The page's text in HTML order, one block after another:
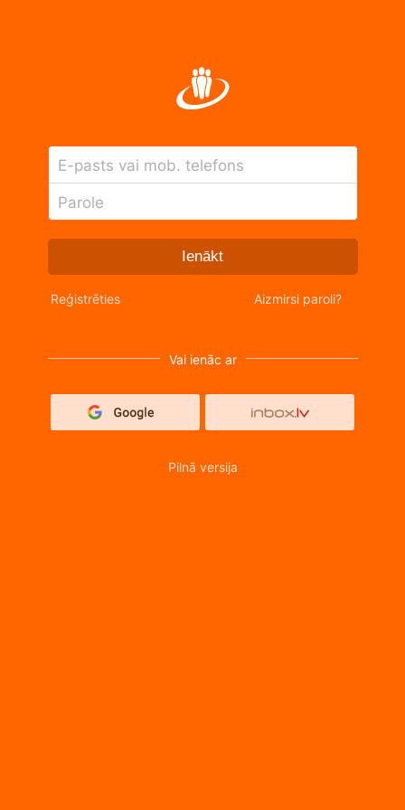
E-pasts vai mob. telefons
Parole
Ienākt
Reģistrēties Aizmirsi paroli?
Vai ienāc ar
Pilnā versija